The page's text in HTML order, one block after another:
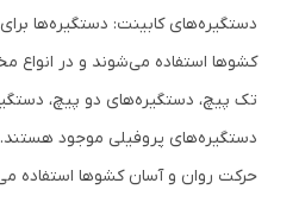
دستگیره‌های کابینت: دستگیره‌ها
کشوها استفاده می‌شوند و در انواع
تک پیچ، دستگیره‌های دو پیچ،
دستگیره‌های پروفیلی موجود
حرکت روان و آسان کشوها استفاده